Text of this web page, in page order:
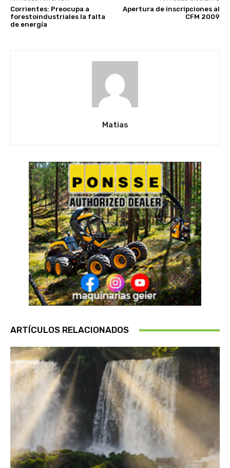
Corrientes: Preocupa a
forestoindustriales la falta
de energía
Apertura de inscripciones al
CFM 2009
Matias
ARTÍCULOS RELACIONADOS